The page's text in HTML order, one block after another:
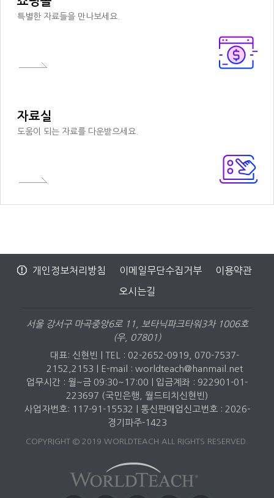
특별한 자료들을 만나보세요.
자료실
도움이 되는 자료를 다운받으세요.
개인정보처리방침 이메일무단수집거부 이용약관
오시는길
서울 강서구 마곡중앙6로 11, 보타닉파크타워3차 1006호
(우, 07801)
대표: 신현빈 | TEL : 02-2652-0919, 070-7537-
2152,2153 |
E-mail : worldteach@hanmail.net
업무시간 : 월~금 09:30~17:00 | 입금계좌 : 922901-01-
223697 (국민은행, 월드티치신현빈)
사업자번호: 117-91-15532 | 통신판매업신고번호 : 2026-
경기파주-1423
COPYRIGHT © 2019 WORLDTEACH ALL RIGHTS RESERVED.